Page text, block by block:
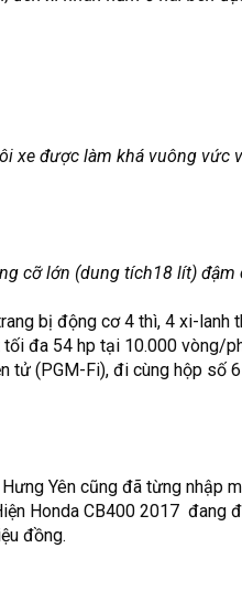
xe được làm khá vuông vức
cỡ lớn (dung tích18 lít) đậm
bị động cơ 4 thì, 4 xi-lanh
đa 54 hp tại 10.000 vòng/
tử (PGM-Fi), đi cùng hộp số
Yên cũng đã từng nhập
Honda CB400 2017
đồng.